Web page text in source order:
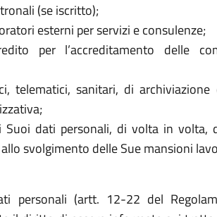
(se iscritto);
esterni per servizi e consulenze;
per l’accreditamento delle
telematici, sanitari, di
dati personali, di volta in volta,
svolgimento delle Sue mansioni
personali (artt. 12-22 del